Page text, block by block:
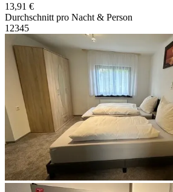
13,91 €
Durchschnitt pro Nacht & Person
1 2345